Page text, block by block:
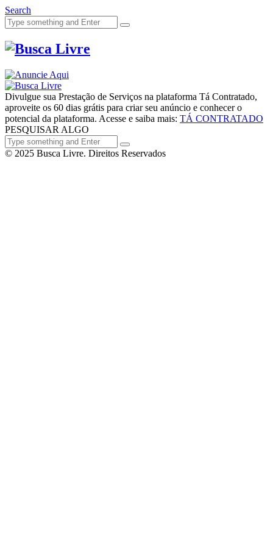
Search
Divulgue sua Prestação de Serviços na plataforma Tá Contratado,
aproveite os 60 dias grátis para criar seu anúncio e conhecer o
potencial da plataforma. Acesse e saiba mais: TÁ CONTRATADO
PESQUISAR ALGO
© 2025 Busca Livre. Direitos Reservados